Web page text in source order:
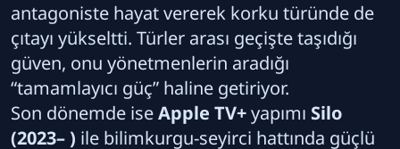
antagoniste hayat vererek korku türünde de
çıtayı yükseltti. Türler arası geçişte taşıdığı
güven, onu yönetmenlerin aradığı
“tamamlayıcı güç” haline getiriyor.
Son dönemde iseApple TV+yapımı Silo
(2023– ) ile bilimkurgu-seyirci hattında güçlü